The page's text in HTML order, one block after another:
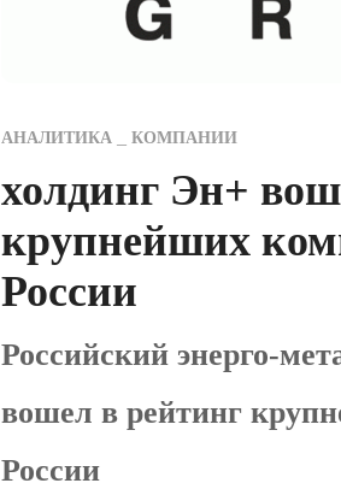
АНАЛИТИКА КОМПАНИИ
холдинг Эн+
крупнейших
России
Российский энерго-
вошел в рейтинг
России